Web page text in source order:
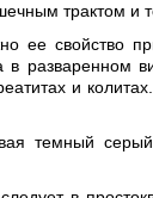
трактом и
ее свойство
в разваренном
и
темный